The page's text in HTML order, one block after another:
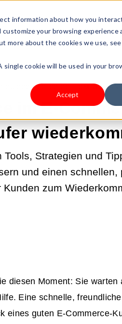
information about how you
your browsing experience
more about the cookies we use,
cookie will be used in your
Accept
02:00:00 |
im E-
Strategien und
und einen
Kunden zum
diesen Moment: Sie
Eine schnelle,
eines guten E-Commerce-